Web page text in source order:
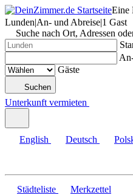
Eine
Lunden|An- und Abreise|1 Gast
Suche nach Ort, Adressen
Gäste
Suchen
Unterkunft vermieten
English Deutsch
Städteliste Merkzettel